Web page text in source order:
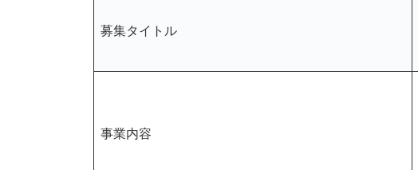
募集タイトル
事業内容